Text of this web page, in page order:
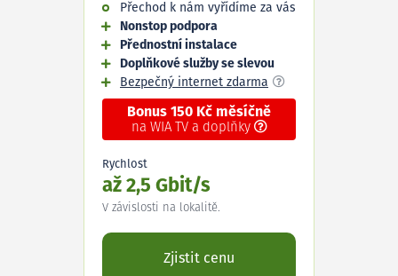
Přechod k nám vyřídíme za vás
Nonstop podpora
Přednostní instalace
Doplňkové služby se slevou
Bezpečný internet zdarma
Bonus 150 Kč měsíčně
na WIA TV a doplňky
Rychlost
až 2,5 Gbit/s
V závislosti na lokalitě.
Zjistit cenu